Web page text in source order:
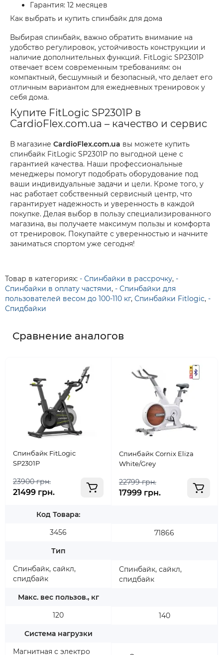
Гарантия: 12 месяцев
Как выбрать и купить спинбайк для дома
Выбирая спинбайк, важно обратить внимание на
удобство регулировок, устойчивость конструкции и
наличие дополнительных функций. FitLogic SP2301P
отвечает всем современным требованиям: он
компактный, бесшумный и безопасный, что делает его
отличным вариантом для ежедневных тренировок у
себя дома.
Купите FitLogic SP2301P в
CardioFlex.com.ua – качество и сервис
В магазине CardioFlex.com.ua вы можете купить
спинбайк FitLogic SP2301P по выгодной цене с
гарантией качества. Наши профессиональные
менеджеры помогут подобрать оборудование под
ваши индивидуальные задачи и цели. Кроме того, у
нас работает собственный сервисный центр, что
гарантирует надежность и уверенность в каждой
покупке. Делая выбор в пользу специализированного
магазина, вы получаете максимум пользы и комфорта
от тренировок. Покупайте с уверенностью и начните
заниматься спортом уже сегодня!
Товар в категориях: - Спинбайки в рассрочку, -
Спинбайки в оплату частями, - Спинбайки для
пользователей весом до 100-110 кг, Спинбайки Fitlogic, -
Спидбайки
Сравнение аналогов
Спинбайк FitLogic
SP2301P
23900 грн.
21499 грн.
Код Товара:
3456
Тип
Спинбайк, сайкл,
спидбайк
Макс. вес пользов., кг
120
Система нагрузки
Магнитная с электро
Спинбайк Cornix Eliza
White/Grey
22799 грн.
17999 грн.
71866
Спинбайк, сайкл,
спидбайк
140